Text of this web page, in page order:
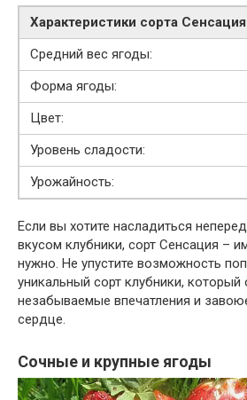
Характеристики сорта Сенсация
Средний вес ягоды:
Форма ягоды:
Цвет:
Уровень сладости:
Урожайность:
Если вы хотите насладиться
вкусом клубники, сорт Сенсация –
нужно. Не упустите возможность
уникальный сорт клубники, который
незабываемые впечатления и
сердце.
Сочные и крупные ягоды